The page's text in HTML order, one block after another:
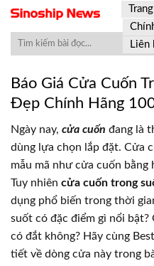
Skip
content
Liên
Báo Giá Cửa Cuốn
Đẹp Chính Hãng
Ngày nay, cửa cuốn đang là
dùng lựa chọn lắp đặt. Cửa
mẫu mã như cửa cuốn
Tuy nhiên cửa cuốn trong
dụng phổ biến trong thời
suốt có đặc điểm gì nổi
có đắt không? Hãy cùng
tiết về dòng cửa này trong